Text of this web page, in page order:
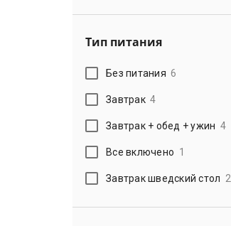
Тип питания
Без питания 6
Завтрак 4
Завтрак + обед + ужин 4
Все включено 1
Завтрак шведский стол 2